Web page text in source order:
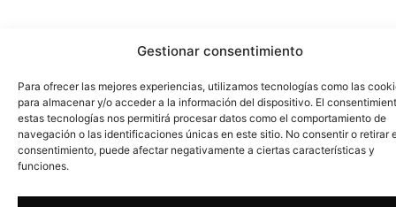
Gestionar consentimiento
Para ofrecer las mejores experiencias, utilizamos tecnologías como las
para almacenar y/o acceder a la información del dispositivo. El
estas tecnologías nos permitirá procesar datos como el comportamiento de
navegación o las identificaciones únicas en este sitio. No consentir o retirar
consentimiento, puede afectar negativamente a ciertas características y
funciones.